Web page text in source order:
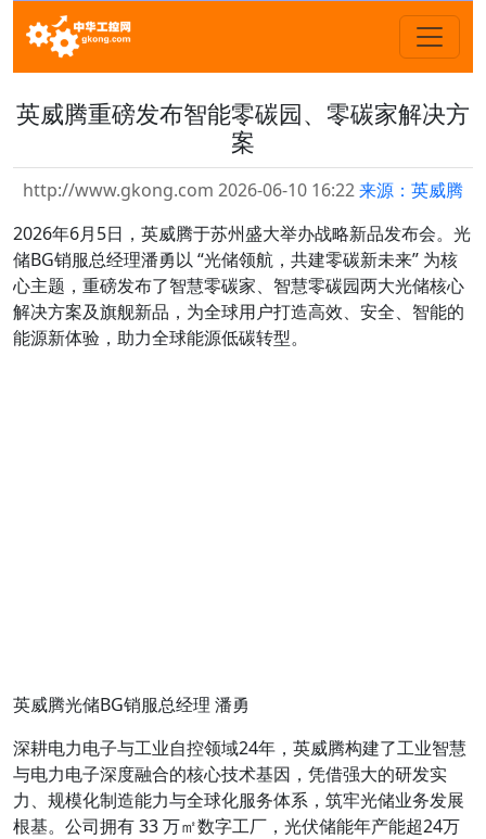
英威腾重磅发布智能零碳园、零碳家解决方
案
http://www.gkong.com 2026-06-10 16:22来源：英威腾
2026年6月5日，英威腾于苏州盛大举办战略新品发布会。光
储BG销服总经理潘勇以 “光储领航，共建零碳新未来” 为核
心主题，重磅发布了智慧零碳家、智慧零碳园两大光储核心
解决方案及旗舰新品，为全球用户打造高效、安全、智能的
能源新体验，助力全球能源低碳转型。
英威腾光储BG销服总经理 潘勇
深耕电力电子与工业自控领域24年，英威腾构建了工业智慧
与电力电子深度融合的核心技术基因，凭借强大的研发实
力、规模化制造能力与全球化服务体系，筑牢光储业务发展
根基。公司拥有 33 万㎡数字工厂，光伏储能年产能超24万